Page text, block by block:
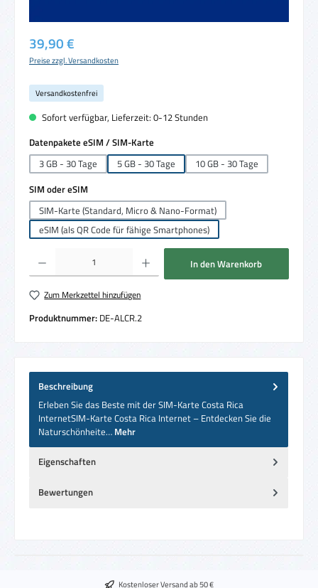
Regulärer Preis:
39,90 €
Preise zzgl. Versandkosten
Versandkostenfrei
Sofort verfügbar, Lieferzeit: 0-12 Stunden
Datenpakete eSIM / SIM-Karte
3 GB - 30 Tage
5 GB - 30 Tage
10 GB - 30 Tage
SIM oder eSIM
SIM-Karte (Standard, Micro & Nano-Format)
eSIM (als QR Code für fähige Smartphones)
Produkt Anzahl: Gib den gewünschten Wert ein oder benutze die Schaltflächen um
In den Warenkorb
Zum Merkzettel hinzufügen
Produktnummer: DE-ALCR.2
Beschreibung
Erleben Sie das Beste mit der SIM-Karte Costa Rica
InternetSIM-Karte Costa Rica Internet – Entdecken Sie die
Naturschönheite… Mehr
Eigenschaften
Bewertungen
Kostenloser Versand ab 50 €